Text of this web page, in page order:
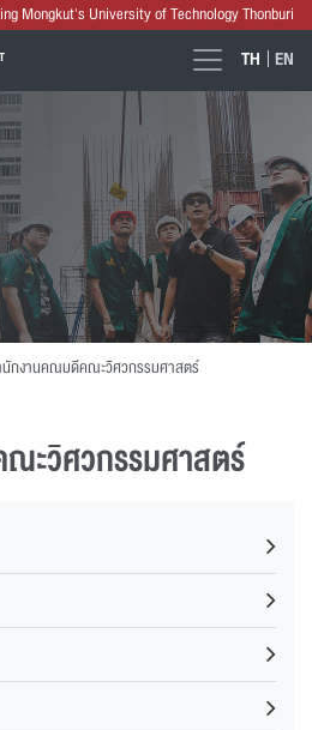
Mongkut's University of Technology Thonburi
TH EN
กงานคณบดีคณะวิศวกรรมศาสตร์
ะวิศวกรรมศาสตร์